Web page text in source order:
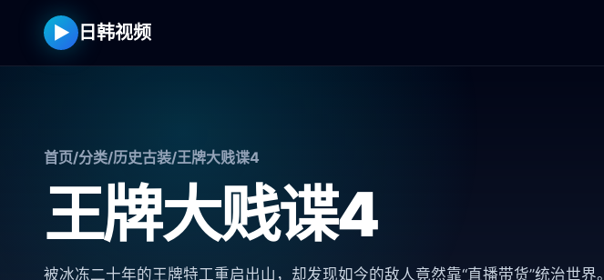
▶ 日韩视频
首页/分类/历史古装/王牌大贱谍4
王牌大贱谍4
被冰冻二十年的王牌特工重启出山，却发现如今的敌人竟然靠“直播带货”统治世界。